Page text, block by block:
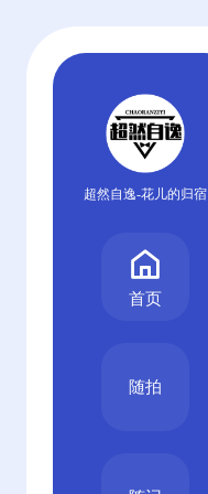
超然自逸-花儿的归宿
首页
随拍